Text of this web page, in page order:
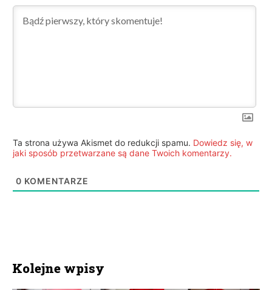
Ta strona używa Akismet do redukcji spamu. Dowiedz się, w
jaki sposób przetwarzane są dane Twoich komentarzy.
0 KOMENTARZE
Kolejne wpisy